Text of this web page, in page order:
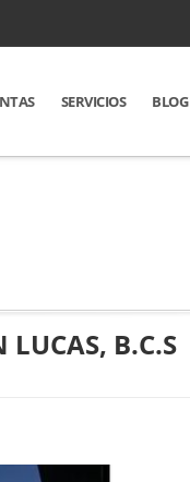
SERVICIOS BLOG
LUCAS, B.C.S